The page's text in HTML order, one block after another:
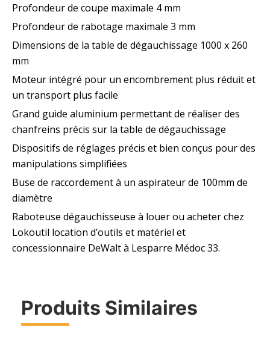
Profondeur de coupe maximale 4 mm
Profondeur de rabotage maximale 3 mm
Dimensions de la table de dégauchissage 1000 x 260
mm
Moteur intégré pour un encombrement plus réduit et
un transport plus facile
Grand guide aluminium permettant de réaliser des
chanfreins précis sur la table de dégauchissage
Dispositifs de réglages précis et bien conçus pour des
manipulations simplifiées
Buse de raccordement à un aspirateur de 100mm de
diamètre
Raboteuse dégauchisseuse à louer ou acheter chez
Lokoutil location d’outils et matériel et
concessionnaire DeWalt à Lesparre Médoc 33.
Produits Similaires